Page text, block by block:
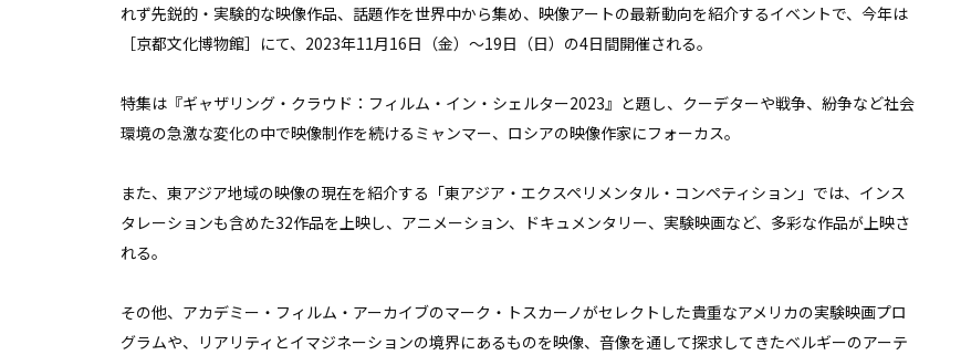
れず先鋭的・実験的な映像作品、話題作を世界中から集め、映像アートの最新動向を紹介するイベントで、今年は
［京都⽂化博物館］にて、2023年11⽉16⽇（⾦）〜19⽇（⽇）の4⽇間開催される。
特集は『ギャザリング・クラウド：フィルム・イン・シェルター2023』と題し、クーデターや戦争、紛争など社会
環境の急激な変化の中で映像制作を続けるミャンマー、ロシアの映像作家にフォーカス。
また、東アジア地域の映像の現在を紹介する「東アジア・エクスペリメンタル・コンペティション」では、インス
タレーションも含めた32作品を上映し、アニメーション、ドキュメンタリー、実験映画など、多彩な作品が上映さ
れる。
その他、アカデミー・フィルム・アーカイブのマーク・トスカーノがセレクトした貴重なアメリカの実験映画プロ
グラムや、リアリティとイマジネーションの境界にあるものを映像、⾳像を通して探求してきたベルギーのアーテ